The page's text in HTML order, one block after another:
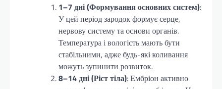
1–7 дні (Формування основних систем):
У цей період зародок формує серце,
нервову систему та основи органів.
Температура і вологість мають бути
стабільними, адже будь-які коливання
можуть зупинити розвиток.
8–14 дні (Ріст тіла): Ембріон активно